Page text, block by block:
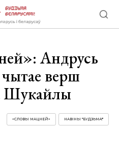
Андрусь
верш
Шукайлы
НАВІНЫ "БУДЗЬМА!"
«СЛОВЫ МАЦНЕЙ»